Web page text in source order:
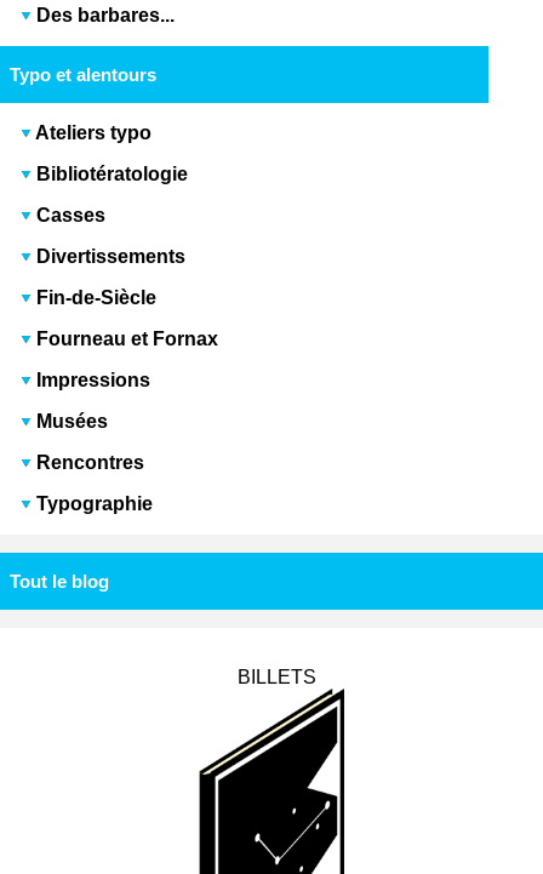
Des barbares...
Typo et alentours
Ateliers typo
Bibliotératologie
Casses
Divertissements
Fin-de-Siècle
Fourneau et Fornax
Impressions
Musées
Rencontres
Typographie
Tout le blog
BILLETS